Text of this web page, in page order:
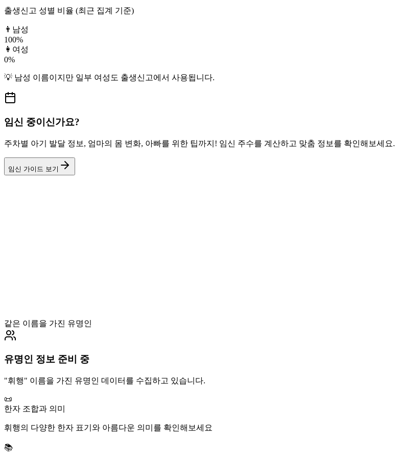
출생신고 성별 비율 (최근 집계 기준)
👨 남성
100%
👩 여성
0%
💡 남성 이름이지만 일부 여성도 출생신고에서 사용됩니다.
임신 중이신가요?
주차별 아기 발달 정보, 엄마의 몸 변화, 아빠를 위한 팁까지! 임신 주수를 계산하고 맞춤 정보를 확인해보세요.
임신 가이드 보기
같은 이름을 가진 유명인
유명인 정보 준비 중
"휘행" 이름을 가진 유명인 데이터를 수집하고 있습니다.
📜
한자 조합과 의미
휘행의 다양한 한자 표기와 아름다운 의미를 확인해보세요
📚